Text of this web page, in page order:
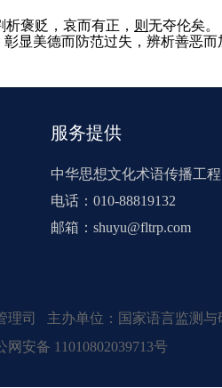
褒贬，哀而有正， 则 无夺伦矣。
显美德而防范过失，辨析善恶
服务提供
中华思想文化术语传播工
电话：010-88819132
邮箱：shuyu@fltrp.com
理司 主办单位：国家语言监测与
网安备 11010802039713号